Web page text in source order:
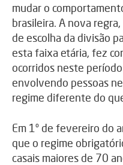
mudar o
brasileira. A nova
de escolha da divisão
esta faixa etária, fez
ocorridos neste
envolvendo pessoas
regime diferente do
Em 1º de fevereiro do
que o regime
casais maiores de 70